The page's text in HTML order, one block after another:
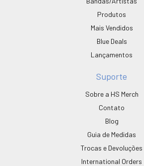
Produtos
Mais Vendidos
Blue Deals
Lançamentos
Suporte
Sobre a HS Merch
Contato
Blog
Guia de Medidas
Trocas e Devoluções
International Orders